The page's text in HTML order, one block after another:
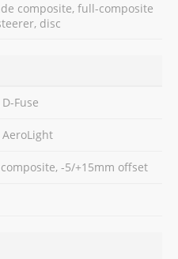
composite, full-composite
disc
Fuse
AeroLight
composite, -5/+15mm offset